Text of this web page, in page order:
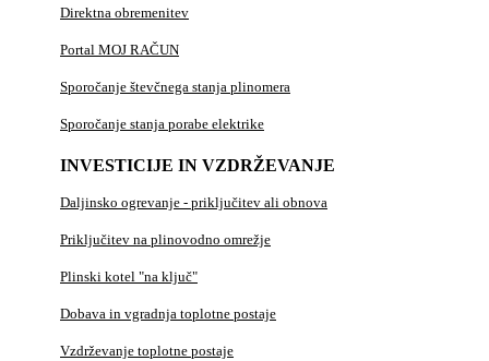
Direktna obremenitev
Portal MOJ RAČUN
Sporočanje števčnega stanja plinomera
Sporočanje stanja porabe elektrike
INVESTICIJE IN VZDRŽEVANJE
Daljinsko ogrevanje - priključitev ali obnova
Priključitev na plinovodno omrežje
Plinski kotel "na ključ"
Dobava in vgradnja toplotne postaje
Vzdrževanje toplotne postaje